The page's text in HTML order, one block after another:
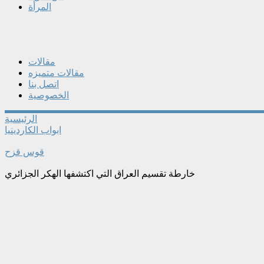
المرأة
مقالات
مقالات متميزه
اتصل بنا
الخصوصية
الرئيسية
ابواب الكاردينيا
قوس قزح
خارطة تقسيم العراق التي اكتشفها الهكر الجزائري